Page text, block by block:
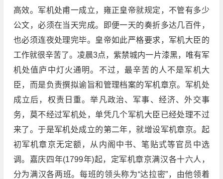
高效。军机处甫一成立，雍正皇帝就规定，不管有多少
公文，必须在当天完成。即便一天的奏折多达几百件，
也必须连夜处理完毕。皇帝如此严格要求，军机大臣的
工作就很辛苦了。凌晨3点，紫禁城内一片漆黑，唯有军
机处值庐中灯火通明。不过，最辛苦的人不是军机大
臣，而是负责撰拟谕旨和管理档案的军机章京。军机处
成立后，权责日重。举凡政治、军事、经济、外交事
务，莫不经过军机处，单凭几个军机大臣已经处理不过
来了。于是军机处成立的第二年，就增设军机章京。起
初军机章京无定额，从内阁中书、笔贴式等官员中选
调。嘉庆四年(1799年)起，定军机章京满汉各十六人，
分为满汉各两班。每班的领头称为“达拉密”，由他领着